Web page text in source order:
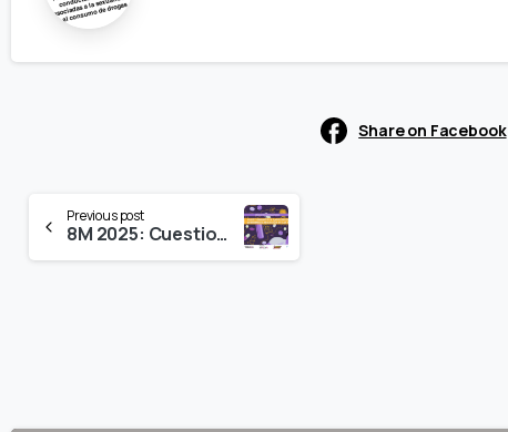
Share on Facebook
Continue
Reading
Previous post
8M 2025: Cuestionamos la patologización y sobremedicalización de las mujeres